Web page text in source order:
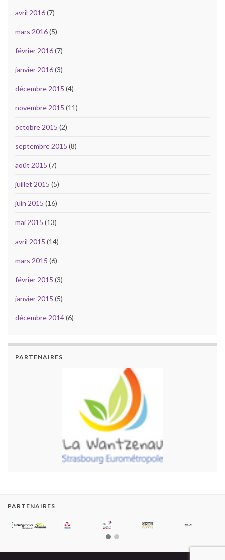
avril 2016(7)
mars 2016(5)
février 2016(7)
janvier 2016(3)
décembre 2015 (4)
novembre 2015 (11)
octobre 2015 (2)
septembre 2015 (8)
août 2015 (7)
juillet 2015 (5)
juin 2015 (16)
mai 2015 (13)
avril 2015 (14)
mars 2015 (6)
février 2015 (3)
janvier 2015 (5)
décembre 2014(6)
PARTENAIRES
PARTENAIRES